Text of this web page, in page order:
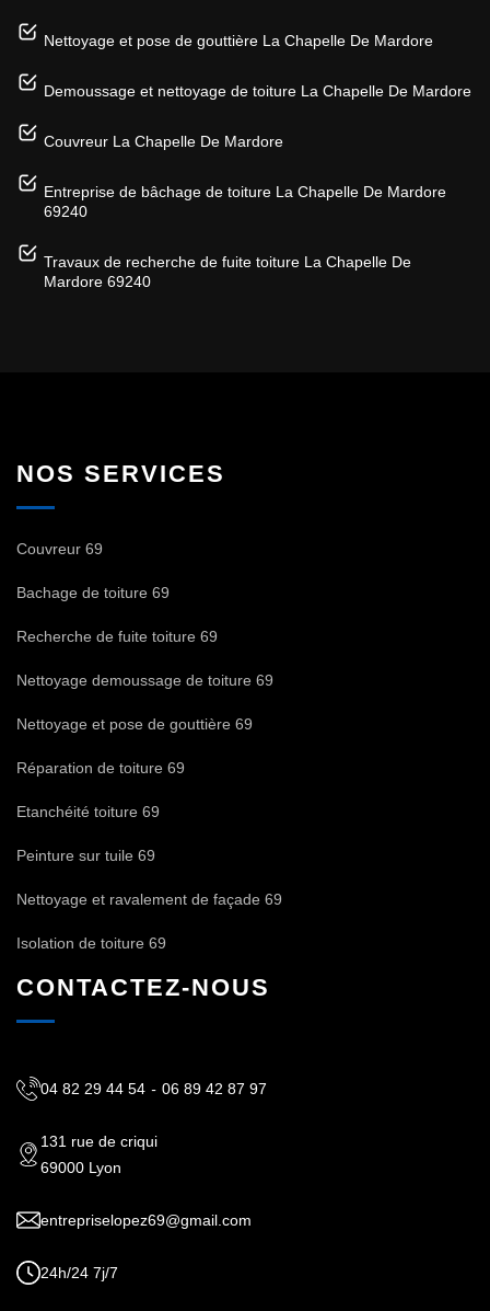
Nettoyage et pose de gouttière La Chapelle De Mardore
Demoussage et nettoyage de toiture La Chapelle De Mardore
Couvreur La Chapelle De Mardore
Entreprise de bâchage de toiture La Chapelle De Mardore
69240
Travaux de recherche de fuite toiture La Chapelle De
Mardore 69240
NOS SERVICES
Couvreur 69
Bachage de toiture 69
Recherche de fuite toiture 69
Nettoyage demoussage de toiture 69
Nettoyage et pose de gouttière 69
Réparation de toiture 69
Etanchéité toiture 69
Peinture sur tuile 69
Nettoyage et ravalement de façade 69
Isolation de toiture 69
CONTACTEZ-NOUS
04 82 29 44 54 - 06 89 42 87 97
131 rue de criqui
69000 Lyon
entrepriselopez69@gmail.com
24h/24 7j/7